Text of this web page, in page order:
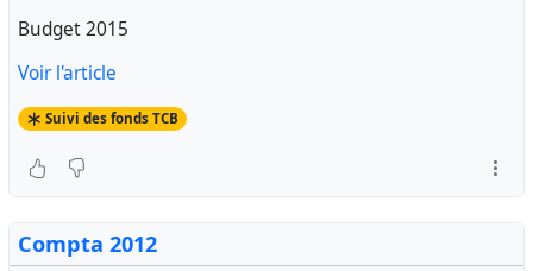
Budget 2015
Voir l'article
Suivi des fonds TCB
Compta 2012